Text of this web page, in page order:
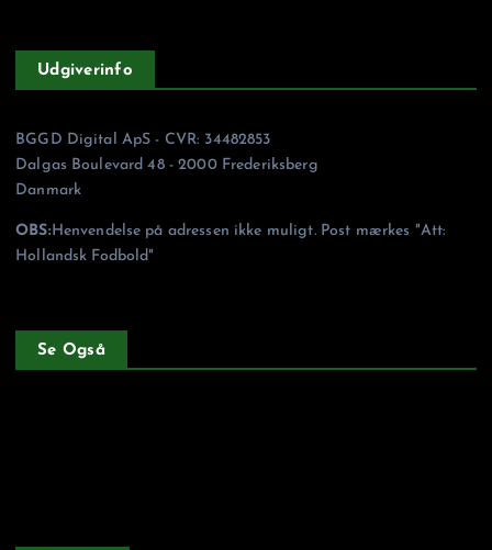
Udgiverinfo
BGGD Digital ApS - CVR: 34482853
Dalgas Boulevard 48 - 2000 Frederiksberg
Danmark
OBS: Henvendelse på adressen ikke muligt. Post mærkes "Att:
Hollandsk Fodbold"
Se Også